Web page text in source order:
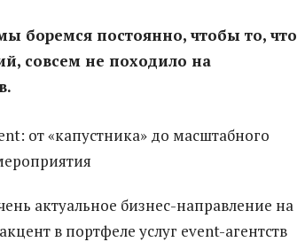
боремся постоянно, чтобы то, что
совсем не походило на
актуальное бизнес-направление на
в портфеле услуг event-агентств